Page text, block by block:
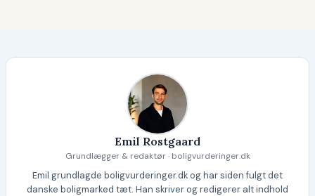
Emil Rostgaard
Grundlægger & redaktør · boligvurderinger.dk
Emil grundlagde boligvurderinger.dk og har siden fulgt det
danske boligmarked tæt. Han skriver og redigerer alt indhold